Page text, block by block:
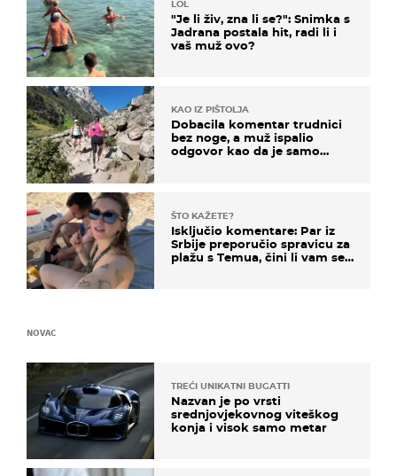
LOL
"Je li živ, zna li se?": Snimka s
Jadrana postala hit, radi li i
vaš muž ovo?
KAO IZ PIŠTOLJA
Dobacila komentar trudnici
bez noge, a muž ispalio
odgovor kao da je samo
ŠTO KAŽETE?
Isključio komentare: Par iz
Srbije preporučio spravicu za
plažu s Temua, čini li vam se
NOVAC
TREĆI UNIKATNI BUGATTI
Nazvan je po vrsti
srednjovjekovnog viteškog
konja i visok samo metar